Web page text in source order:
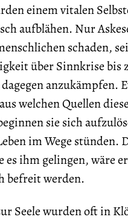
einem vitalen
aufblähen. Nur
schaden,
über Sinnkrise bis
anzukämpfen.
welchen Quellen
sie sich
im Wege stünden.
es ihm gelingen, wäre
befreit werden.
Seele wurden oft in